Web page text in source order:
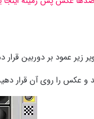
و عکس را روی آن قرار